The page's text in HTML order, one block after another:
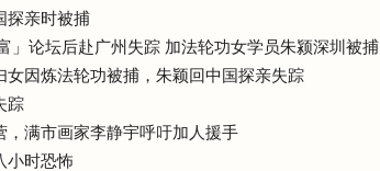
探亲时被捕
」论坛后赴广州失踪 加法轮功女学员朱颍深圳被捕
女因炼法轮功被捕，朱颖回中国探亲失踪
踪
，满市画家李静宇呼吁加人援手
小时恐怖